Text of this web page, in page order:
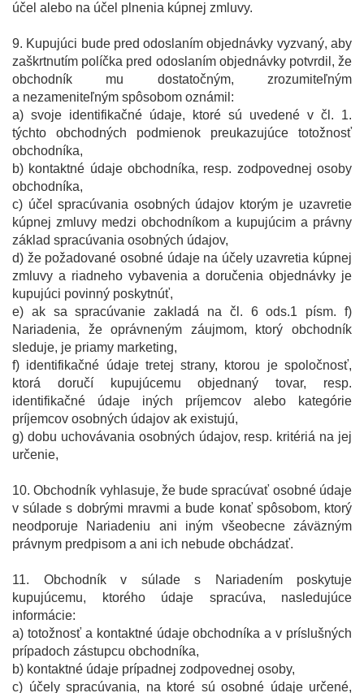
účel alebo na účel plnenia kúpnej zmluvy.
9. Kupujúci bude pred odoslaním objednávky vyzvaný, aby
zaškrtnutím políčka pred odoslaním objednávky potvrdil, že
obchodník mu dostatočným, zrozumiteľným
a nezameniteľným spôsobom oznámil:
a) svoje identifikačné údaje, ktoré sú uvedené v čl. 1.
týchto obchodných podmienok preukazujúce totožnosť
obchodníka,
b) kontaktné údaje obchodníka, resp. zodpovednej osoby
obchodníka,
c) účel spracúvania osobných údajov ktorým je uzavretie
kúpnej zmluvy medzi obchodníkom a kupujúcim a právny
základ spracúvania osobných údajov,
d) že požadované osobné údaje na účely uzavretia kúpnej
zmluvy a riadneho vybavenia a doručenia objednávky je
kupujúci povinný poskytnúť,
e) ak sa spracúvanie zakladá na čl. 6 ods.1 písm. f)
Nariadenia, že oprávneným záujmom, ktorý obchodník
sleduje, je priamy marketing,
f) identifikačné údaje tretej strany, ktorou je spoločnosť,
ktorá doručí kupujúcemu objednaný tovar, resp.
identifikačné údaje iných príjemcov alebo kategórie
príjemcov osobných údajov ak existujú,
g) dobu uchovávania osobných údajov, resp. kritériá na jej
určenie,
10. Obchodník vyhlasuje, že bude spracúvať osobné údaje
v súlade s dobrými mravmi a bude konať spôsobom, ktorý
neodporuje Nariadeniu ani iným všeobecne záväzným
právnym predpisom a ani ich nebude obchádzať.
11. Obchodník v súlade s Nariadením poskytuje
kupujúcemu, ktorého údaje spracúva, nasledujúce
informácie:
a) totožnosť a kontaktné údaje obchodníka a v príslušných
prípadoch zástupcu obchodníka,
b) kontaktné údaje prípadnej zodpovednej osoby,
c) účely spracúvania, na ktoré sú osobné údaje určené,